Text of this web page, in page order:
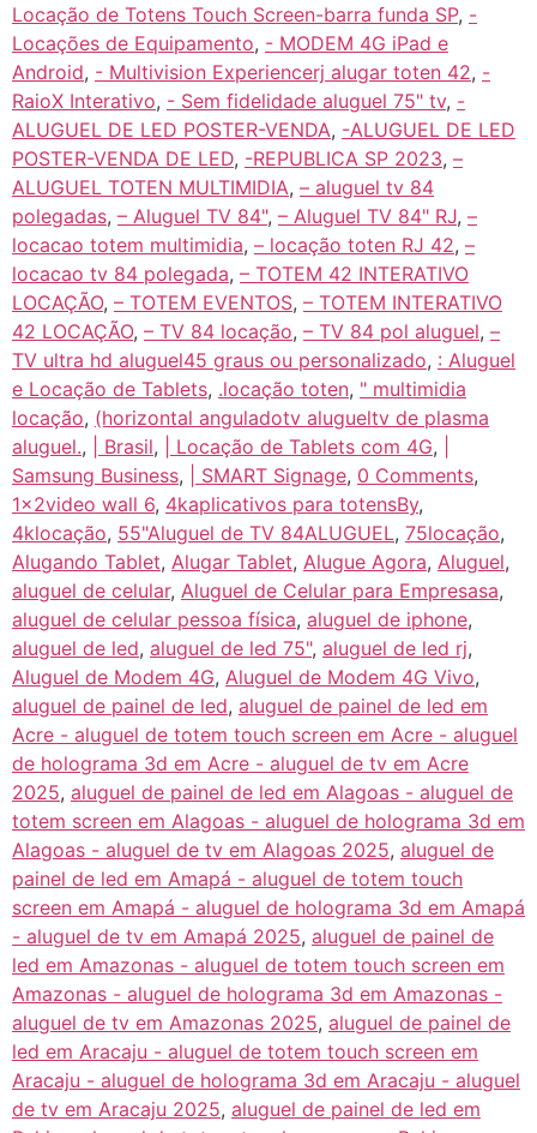
Locação de Totens Touch Screen-barra funda SP, -
Locações de Equipamento, - MODEM 4G iPad e
Android, - Multivision Experiencerj alugar toten 42, -
RaioX Interativo, - Sem fidelidade aluguel 75" tv, -
ALUGUEL DE LED POSTER-VENDA, -ALUGUEL DE LED
POSTER-VENDA DE LED, -REPUBLICA SP 2023, –
ALUGUEL TOTEN MULTIMIDIA, – aluguel tv 84
polegadas, – Aluguel TV 84", – Aluguel TV 84" RJ, –
locacao totem multimidia, – locação toten RJ 42, –
locacao tv 84 polegada, – TOTEM 42 INTERATIVO
LOCAÇÃO, – TOTEM EVENTOS, – TOTEM INTERATIVO
42 LOCAÇÃO, – TV 84 locação, – TV 84 pol aluguel, –
TV ultra hd aluguel45 graus ou personalizado, : Aluguel
e Locação de Tablets, .locação toten, " multimidia
locação, (horizontal anguladotv alugueltv de plasma
aluguel., | Brasil, | Locação de Tablets com 4G,
Samsung Business, | SMART Signage, 0 Comments,
1x2video wall 6, 4kaplicativos para totensBy,
4klocação, 55"Aluguel de TV 84ALUGUEL, 75locação,
Alugando Tablet, Alugar Tablet, Alugue Agora, Aluguel,
aluguel de celular, Aluguel de Celular para Empresasa,
aluguel de celular pessoa física, aluguel de iphone,
aluguel de led, aluguel de led 75", aluguel de led rj,
Aluguel de Modem 4G, Aluguel de Modem 4G Vivo,
aluguel de painel de led, aluguel de painel de led em
Acre - aluguel de totem touch screen em Acre - aluguel
de holograma 3d em Acre - aluguel de tv em Acre
2025, aluguel de painel de led em Alagoas - aluguel de
totem screen em Alagoas - aluguel de holograma 3d em
Alagoas - aluguel de tv em Alagoas 2025, aluguel de
painel de led em Amapá - aluguel de totem touch
screen em Amapá - aluguel de holograma 3d em Amapá
- aluguel de tv em Amapá 2025, aluguel de painel de
led em Amazonas - aluguel de totem touch screen em
Amazonas - aluguel de holograma 3d em Amazonas -
aluguel de tv em Amazonas 2025, aluguel de painel de
led em Aracaju - aluguel de totem touch screen em
Aracaju - aluguel de holograma 3d em Aracaju - aluguel
de tv em Aracaju 2025, aluguel de painel de led em